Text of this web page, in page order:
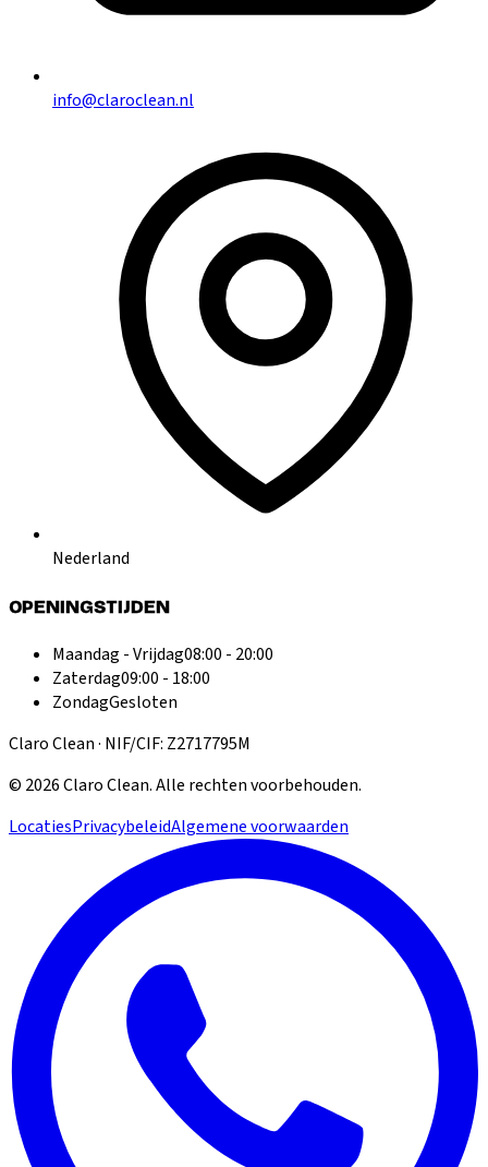
info@claroclean.nl
Nederland
OPENINGSTIJDEN
Maandag - Vrijdag08:00 - 20:00
Zaterdag09:00 - 18:00
ZondagGesloten
Claro Clean · NIF/CIF: Z2717795M
© 2026Claro Clean.Alle rechten voorbehouden.
LocatiesPrivacybeleidAlgemene voorwaarden